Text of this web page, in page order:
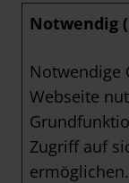
Notwendig
Notwendige
Webseite
Zugriff auf